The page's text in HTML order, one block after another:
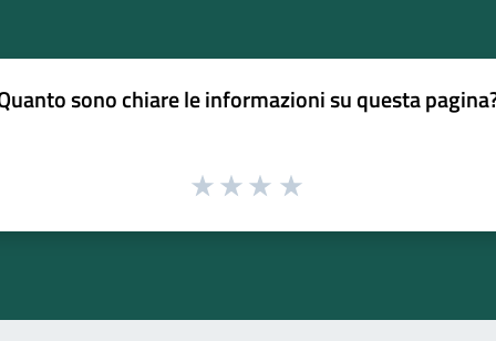
sono chiare le informazioni su questa